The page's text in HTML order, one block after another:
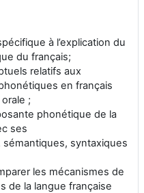
à l’explication du
du français;
relatifs aux
en français
;
phonétique de la
ses
syntaxiques
les mécanismes de
de la langue française